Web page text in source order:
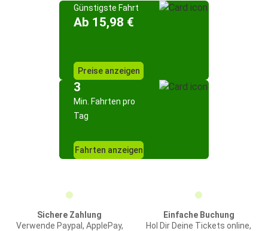
Günstigste Fahrt
Ab 15,98 €
Preise anzeigen
3
Min. Fahrten pro
Tag
Fahrten anzeigen
Sichere Zahlung
Verwende Paypal, ApplePay,
Einfache Buchung
Hol Dir Deine Tickets online,